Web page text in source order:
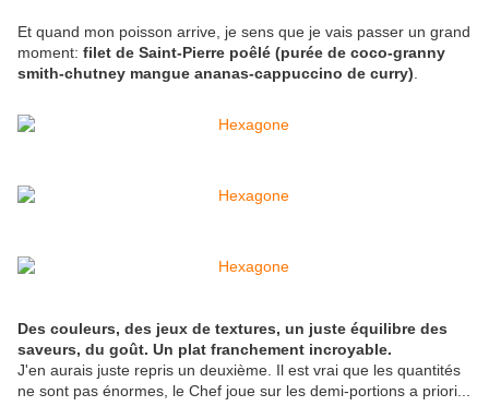
Et quand mon poisson arrive, je sens que je vais passer un grand
moment: filet de Saint-Pierre poêlé (purée de coco-granny
smith-chutney mangue ananas-cappuccino de curry)
Des couleurs, des jeux de textures, un juste équilibre des
saveurs, du goût. Un plat franchement incroyable.
J'en aurais juste repris un deuxième. Il est vrai que les quantités
ne sont pas énormes, le Chef joue sur les demi-portions a priori...